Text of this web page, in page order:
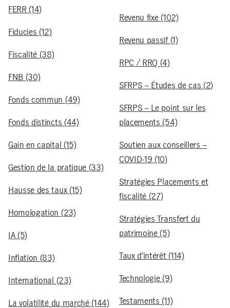
FERR (14)
Fiducies (12)
Fiscalité (38)
FNB (30)
Fonds commun (49)
Fonds distincts (44)
Gain en capital (15)
Gestion de la pratique (33)
Hausse des taux (15)
Homologation (23)
IA (5)
Inflation (83)
International (23)
La volatilité du marché (144)
Revenu fixe (102)
Revenu passif (1)
RPC / RRQ (4)
SFRPS – Études de cas (2)
SFRPS – Le point sur les
placements (54)
Soutien aux conseillers –
COVID-19 (10)
Stratégies Placements et
fiscalité (27)
Stratégies Transfert du
patrimoine (5)
Taux d’intérêt (114)
Technologie (9)
Testaments (11)